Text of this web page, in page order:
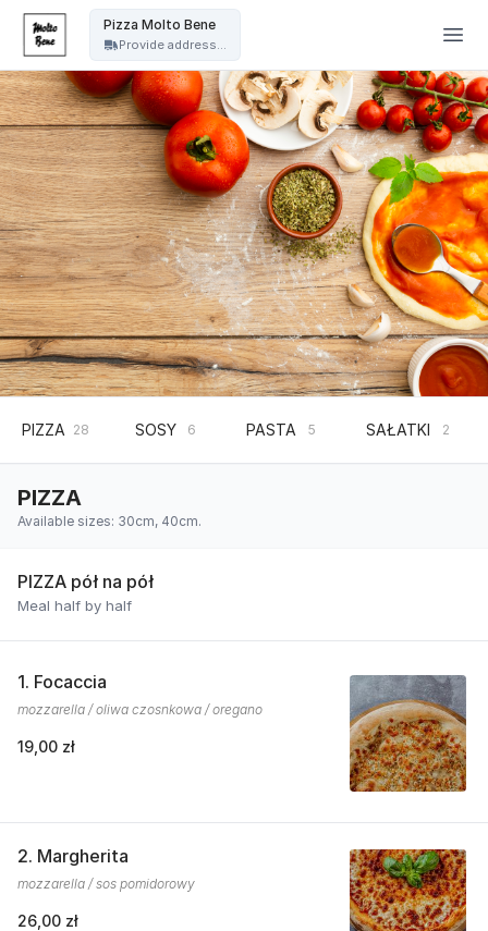
Pizza Molto Bene
Provide address...
PIZZA 28 SOSY 6 PASTA 5 SAŁATKI 2
PIZZA
Available sizes: 30cm, 40cm.
PIZZA pół na pół
Meal half by half
1. Focaccia
mozzarella / oliwa czosnkowa / oregano
19,00 zł
2. Margherita
mozzarella / sos pomidorowy
26,00 zł